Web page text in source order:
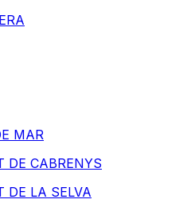
MAR
DE CABRENYS
DE LA SELVA